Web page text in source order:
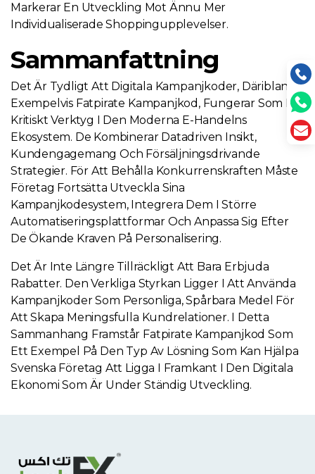
Markerar En Utveckling Mot Ännu Mer
Individualiserade Shoppingupplevelser.
Sammanfattning
Det Är Tydligt Att Digitala Kampanjkoder, Däribland
Exempelvis Fatpirate Kampanjkod, Fungerar Som Ett
Kritiskt Verktyg I Den Moderna E-Handelns
Ekosystem. De Kombinerar Datadriven Insikt,
Kundengagemang Och Försäljningsdrivande
Strategier. För Att Behålla Konkurrenskraften Måste
Företag Fortsätta Utveckla Sina
Kampanjkodesystem, Integrera Dem I Större
Automatiseringsplattformar Och Anpassa Sig Efter
De Ökande Kraven På Personalisering.
Det Är Inte Längre Tillräckligt Att Bara Erbjuda
Rabatter. Den Verkliga Styrkan Ligger I Att Använda
Kampanjkoder Som Personliga, Spårbara Medel För
Att Skapa Meningsfulla Kundrelationer. I Detta
Sammanhang Framstår Fatpirate Kampanjkod Som
Ett Exempel På Den Typ Av Lösning Som Kan Hjälpa
Svenska Företag Att Ligga I Framkant I Den Digitala
Ekonomi Som Är Under Ständig Utveckling.